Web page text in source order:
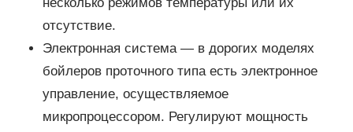
несколько режимов температуры или их
отсутствие.
Электронная система — в дорогих моделях
бойлеров проточного типа есть электронное
управление, осуществляемое
микропроцессором. Регулируют мощность